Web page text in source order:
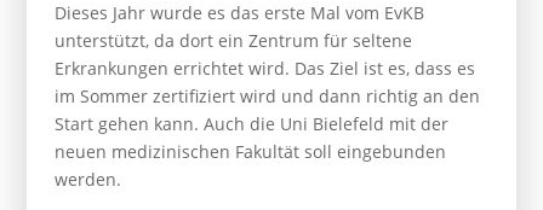
Dieses Jahr wurde es das erste Mal vom EvKB
unterstützt, da dort ein Zentrum für seltene
Erkrankungen errichtet wird. Das Ziel ist es, dass es
im Sommer zertifiziert wird und dann richtig an den
Start gehen kann. Auch die Uni Bielefeld mit der
neuen medizinischen Fakultät soll eingebunden
werden.